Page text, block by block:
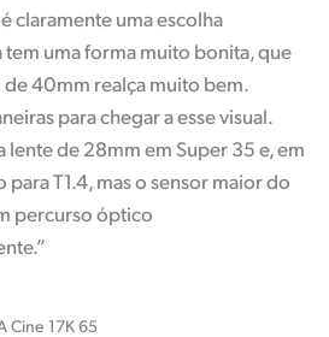
claramente uma escolha
tem uma forma muito bonita, que
40mm realça muito bem.
para chegar a esse visual.
lente de 28mm em Super 35 e, em
T1.4, mas o sensor maior do
percurso óptico
Cine 17K 65